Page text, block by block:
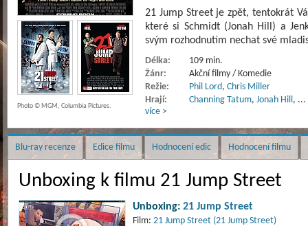
21 Jump Street je zpět, tentokrát
které si Schmidt (Jonah Hill) a
svým rozhodnutím nechat své
Délka:
109 min.
Žánr:
Akční filmy / Komedie
Režie:
Phil Lord, Chris Miller
Hrají:
Channing Tatum, Jonah Hill , ...
více >
Photo © MGM, Columbia Pictures.
Blu-ray recenze Edice filmu Hodnocení edic Hodnocení filmu
Unboxing k filmu 21 Jump Street
Unboxing: 21 Jump Street
Film: 21 Jump Street (21 Jump Street)